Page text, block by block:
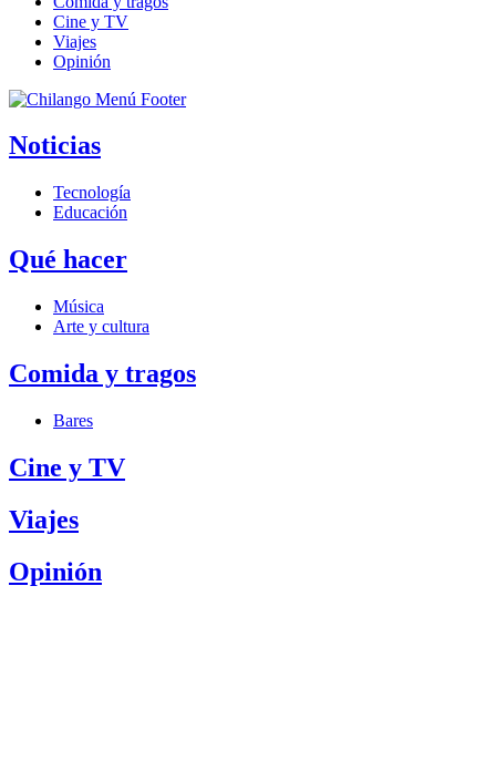
Cine y TV
Viajes
Opinión
Noticias
Tecnología
Educación
Qué hacer
Música
Arte y cultura
Comida y tragos
Bares
Cine y TV
Viajes
Opinión